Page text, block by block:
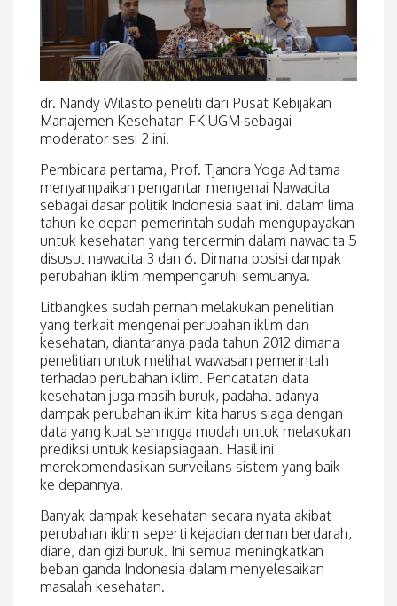
dr. Nandy Wilasto peneliti dari Pusat Kebijakan
Manajemen Kesehatan FK UGM sebagai
moderator sesi 2 ini.
Pembicara pertama, Prof. Tjandra Yoga Aditama
menyampaikan pengantar mengenai Nawacita
sebagai dasar politik Indonesia saat ini. dalam lima
tahun ke depan pemerintah sudah mengupayakan
untuk kesehatan yang tercermin dalam nawacita 5
disusul nawacita 3 dan 6. Dimana posisi dampak
perubahan iklim mempengaruhi semuanya.
Litbangkes sudah pernah melakukan penelitian
yang terkait mengenai perubahan iklim dan
kesehatan, diantaranya pada tahun 2012 dimana
penelitian untuk melihat wawasan pemerintah
terhadap perubahan iklim. Pencatatan data
kesehatan juga masih buruk, padahal adanya
dampak perubahan iklim kita harus siaga dengan
data yang kuat sehingga mudah untuk melakukan
prediksi untuk kesiapsiagaan. Hasil ini
merekomendasikan surveilans sistem yang baik
ke depannya.
Banyak dampak kesehatan secara nyata akibat
perubahan iklim seperti kejadian deman berdarah,
diare, dan gizi buruk. Ini semua meningkatkan
beban ganda Indonesia dalam menyelesaikan
masalah kesehatan.